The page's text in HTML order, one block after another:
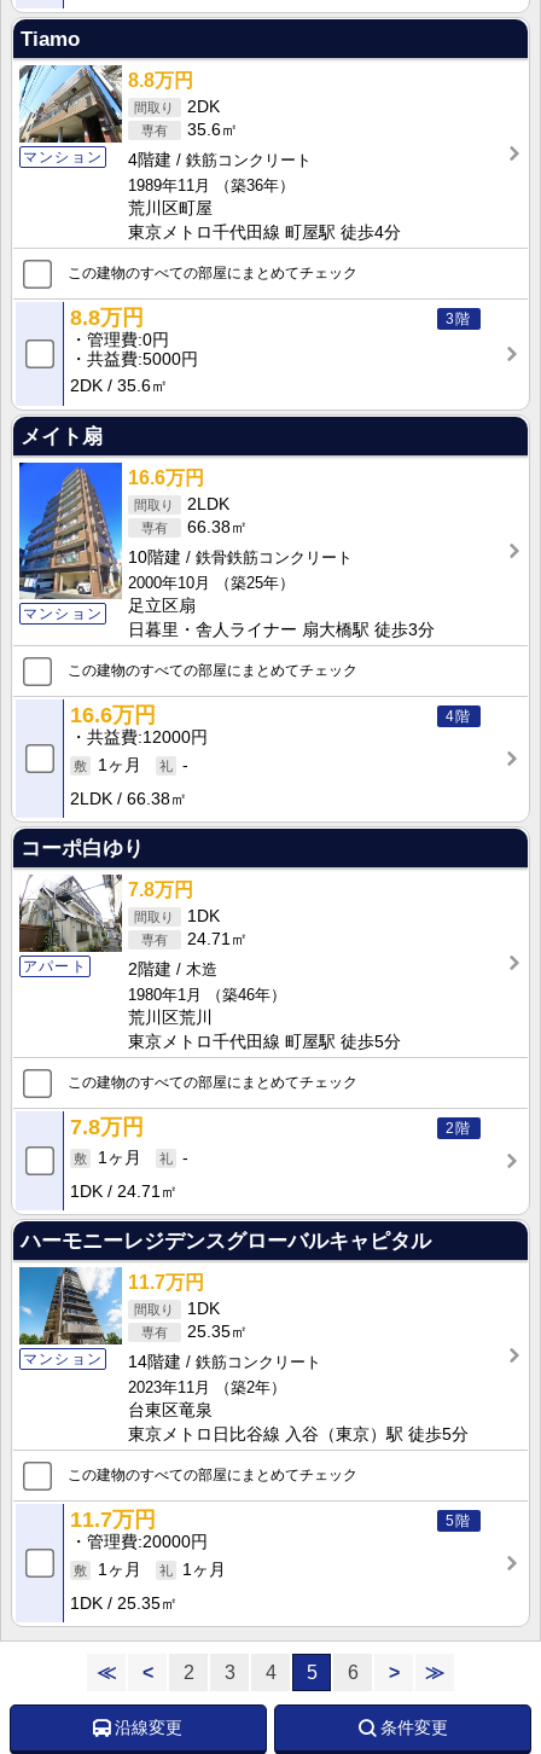
Tiamo
マンション
8.8万円
2DK
35.6㎡
4階建
鉄筋コンクリート
1989年11月
（築36年）
荒川区町屋
東京メトロ千代田線 町屋駅 徒歩4分
この建物のすべての部屋にまとめてチェック
3階
8.8万円
管理費 0円
共益費 5000円
2DK
35.6㎡
メイト扇
マンション
16.6万円
2LDK
66.38㎡
10階建
鉄骨鉄筋コンクリート
2000年10月
（築25年）
足立区扇
日暮里・舎人ライナー 扇大橋駅 徒歩3分
この建物のすべての部屋にまとめてチェック
4階
16.6万円
共益費 12000円
1ヶ月
-
2LDK
66.38㎡
コーポ白ゆり
アパート
7.8万円
1DK
24.71㎡
2階建
木造
1980年1月
（築46年）
荒川区荒川
東京メトロ千代田線 町屋駅 徒歩5分
この建物のすべての部屋にまとめてチェック
2階
7.8万円
1ヶ月
-
1DK
24.71㎡
ハーモニーレジデンスグローバルキャピタル
マンション
11.7万円
1DK
25.35㎡
14階建
鉄筋コンクリート
2023年11月
（築2年）
台東区竜泉
東京メトロ日比谷線 入谷（東京）駅 徒歩5分
この建物のすべての部屋にまとめてチェック
5階
11.7万円
管理費 20000円
1ヶ月
1ヶ月
1DK
25.35㎡
≪ < 2 3 4 5 6 > ≫
沿線変更 条件変更